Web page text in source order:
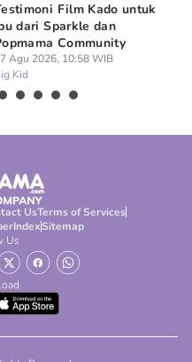
Film Kado untuk
dari Sparkle dan
Community
Agu 2026, 10:58 WIB
Kid
UsTerms of Services
IndexSitemap
Us